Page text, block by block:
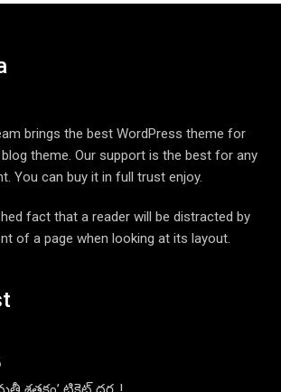
brings the best WordPress theme for
theme. Our support is the best for any
You can buy it in full trust enjoy.
fact that a reader will be distracted by
of a page when looking at its layout.